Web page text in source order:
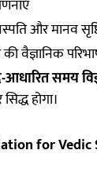
और मानव
वैज्ञानिक
समय
होगा।
for Vedic